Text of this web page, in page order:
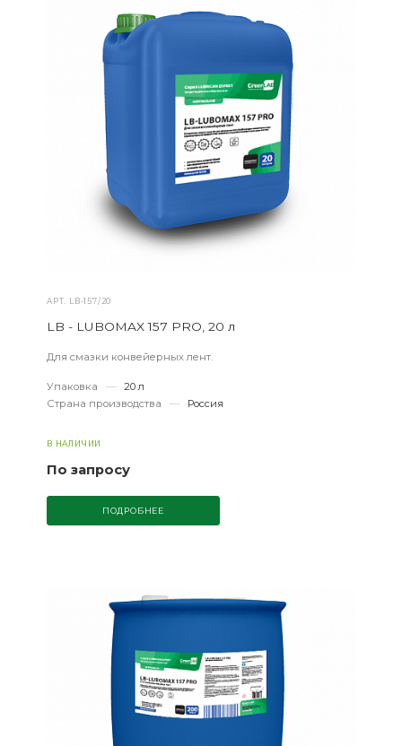
АРТ. LB-157/20
LB - LUBOMAX 157 PRO, 20 л
Для смазки конвейерных лент.
Упаковка —
20 л
Страна производства
— Россия
В НАЛИЧИИ
По запросу
ПОДРОБНЕЕ